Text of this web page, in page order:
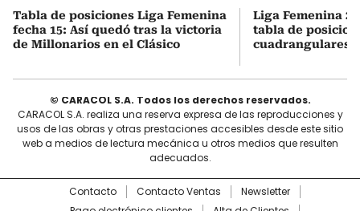
Tabla de posiciones Liga Femenina
fecha 15: Así quedó tras la victoria
de Millonarios en el Clásico
Liga Femenina
tabla de
cuadrangulares
© CARACOL S.A. Todos los derechos reservados.
CARACOL S.A. realiza una reserva expresa de las reproducciones y
usos de las obras y otras prestaciones accesibles desde este sitio
web a medios de lectura mecánica u otros medios que resulten
adecuados.
Contacto Contacto Ventas
Newsletter